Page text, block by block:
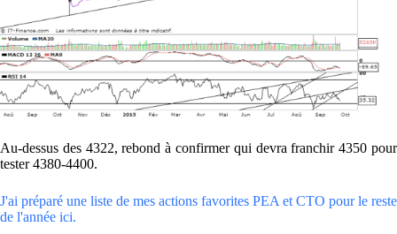
Au-dessus des 4322, rebond à confirmer qui devra franchir 4350 pour
tester 4380-4400.
J'ai préparé une liste de mes actions favorites PEA et CTO pour le reste
de l'année ici.